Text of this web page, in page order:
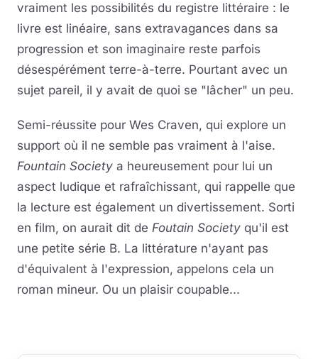
vraiment les possibilités du registre littéraire : le
livre est linéaire, sans extravagances dans sa
progression et son imaginaire reste parfois
désespérément terre-à-terre. Pourtant avec un
sujet pareil, il y avait de quoi se "lâcher" un peu.
Semi-réussite pour Wes Craven, qui explore un
support où il ne semble pas vraiment à l'aise.
Fountain Society a heureusement pour lui un
aspect ludique et rafraîchissant, qui rappelle que
la lecture est également un divertissement. Sorti
en film, on aurait dit de Foutain Society qu'il est
une petite série B. La littérature n'ayant pas
d'équivalent à l'expression, appelons cela un
roman mineur. Ou un plaisir coupable...